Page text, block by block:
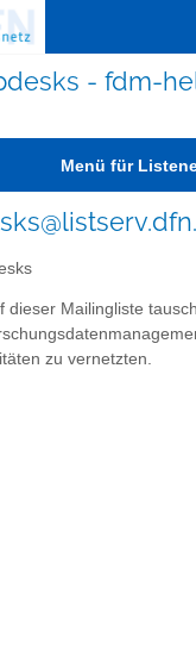
- fdm-
Menü für
dieser Mailingliste
zu vernetzten.